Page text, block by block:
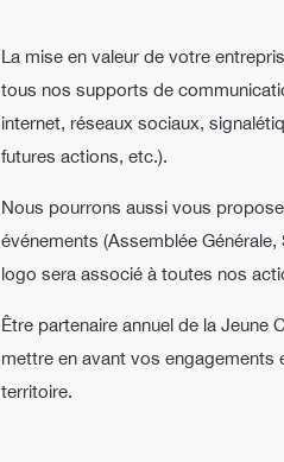
La mise en valeur de votre
tous nos supports de
internet, réseaux sociaux,
futures actions, etc.).
Nous pourrons aussi vous
événements (Assemblée
logo sera associé à toutes nos
Être partenaire annuel de la Jeune
mettre en avant vos engagements
territoire.